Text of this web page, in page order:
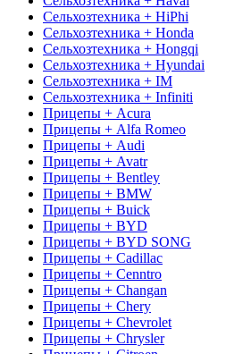
Сельхозтехника + HiPhi
Сельхозтехника + Honda
Сельхозтехника + Hongqi
Сельхозтехника + Hyundai
Сельхозтехника + IM
Сельхозтехника + Infiniti
Прицепы + Acura
Прицепы + Alfa Romeo
Прицепы + Audi
Прицепы + Avatr
Прицепы + Bentley
Прицепы + BMW
Прицепы + Buick
Прицепы + BYD
Прицепы + BYD SONG
Прицепы + Cadillac
Прицепы + Cenntro
Прицепы + Changan
Прицепы + Chery
Прицепы + Chevrolet
Прицепы + Chrysler